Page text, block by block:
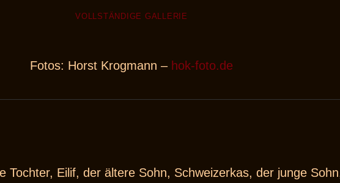
VOLLSTÄNDIGE GALLERIE
Fotos: Horst Krogmann – hok-foto.de
Tochter, Eilif, der ältere Sohn, Schweizerkas, der junge